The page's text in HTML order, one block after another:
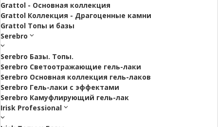
Grattol - Oснoвнaя коллекция
Grattol Коллекция - Драгоценные камни
Grattol Топы и базы
Serebro
Serebro Базы. Топы.
Serebro Светоотражающие гель-лаки
Serebro Основная коллекция гель-лаков
Serebro Гель-лаки с эффектами
Serebro Камуфлирующий гель-лак
Irisk Professional